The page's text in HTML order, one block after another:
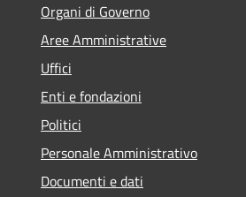
Organi di Governo
Aree Amministrative
Uffici
Enti e fondazioni
Politici
Personale Amministrativo
Documenti e dati